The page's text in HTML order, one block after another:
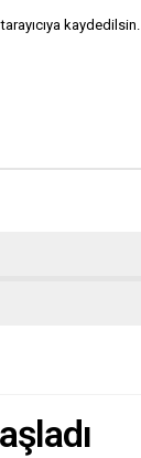
kaydedilsin.